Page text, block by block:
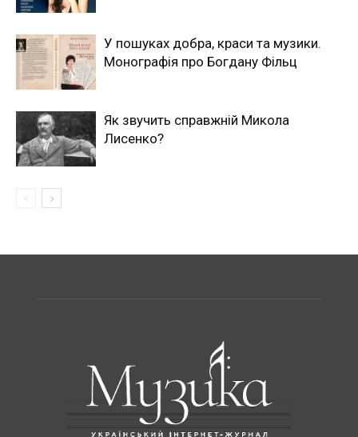
У пошуках добра, краси та музики.
Монографія про Богдану Фільц
Як звучить справжній Микола
Лисенко?